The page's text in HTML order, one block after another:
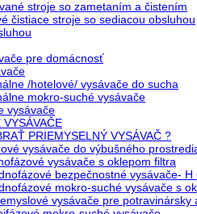
stroje so zametaním a čistením
čistiace stroje so sediacou obsluhou
pre domácnosť
/hotelové/ vysávače do sucha
mokro-suché vysávače
vysávače
VYSÁVAČE
PRIEMYSELNÝ VYSÁVAČ ?
vysávače do výbušného
vysávače s oklepom filtra
bezpečnostné vysávače- H
mokro-suché vysávače s
vysávače pre